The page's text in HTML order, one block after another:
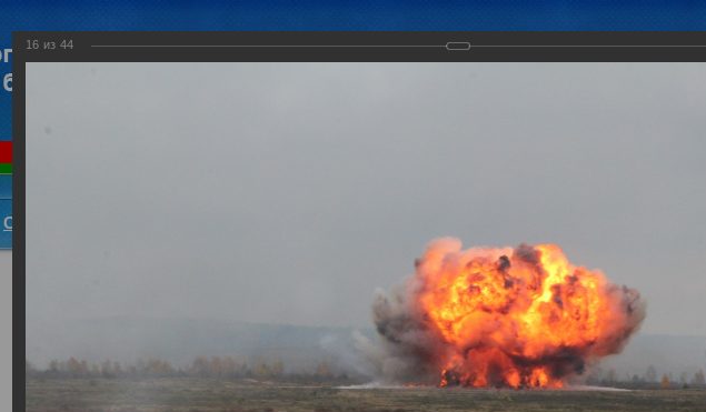
Структура ОДКБ
Специальное учение «Эшелон-2019» с силами и средствами материально-технического
обеспечения государств – членов ОДКБ, 8-10.2019, полигон "Мулино", Нижегородская
16 из 44